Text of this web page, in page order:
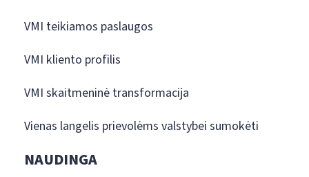
VMI teikiamos paslaugos
VMI kliento profilis
VMI skaitmeninė transformacija
Vienas langelis prievolėms valstybei sumokėti
NAUDINGA